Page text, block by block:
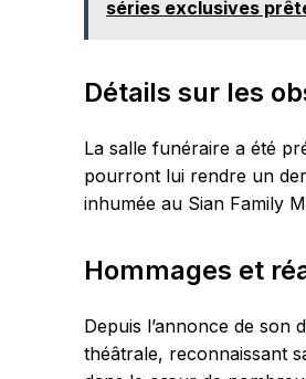
séries exclusives
Détails sur les
La salle funéraire a été
pourront lui rendre un
inhumée au Sian Family
Hommages et
Depuis l’annonce de son
théâtrale, reconnaissant